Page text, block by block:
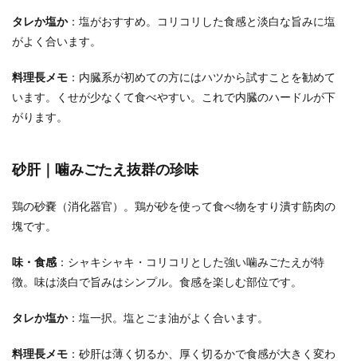
タレか塩か：塩がおすすめ。コリコリした食感と淡白な旨みに塩
がよく合います。
料理長メモ ：内臓系が初めての方にはハツから試すことを勧めて
います。くせが少なくて食べやすい。これで内臓のハードルが下
がります。
砂肝｜噛みごたえ抜群の珍味
鶏の砂嚢（消化器官）。鶏が砂を使って食べ物をすり潰す筋肉の
塊です。
味・食感 ：シャキシャキ・コリコリとした強い噛みごたえが特
徴。味は淡白で旨みはシンプル。食感を楽しむ部位です。
タレか塩か：塩一択。塩とごま油がよく合います。
料理長メモ ：砂肝は薄く切るか、厚く切るかで食感が大きく変わ